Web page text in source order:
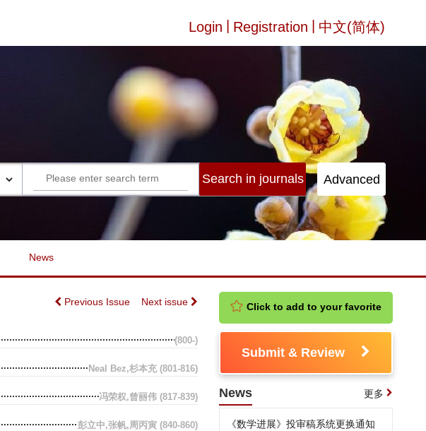
Login Registration 中文(简体)
News
Previous Issue Next issue
(800-)
Neal Bez,杉本充 (801-816)
冯荣权,曾丽伟 (817-839)
彭立中,张帆,周丙寅 (840-860)
Click to add to your favorite
Submit & Review
News 更多
《数学进展》投审稿系统更换通知